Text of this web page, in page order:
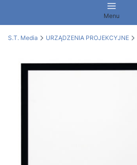
Menu
S.T. Media URZĄDZENIA PROJEKCYJNE